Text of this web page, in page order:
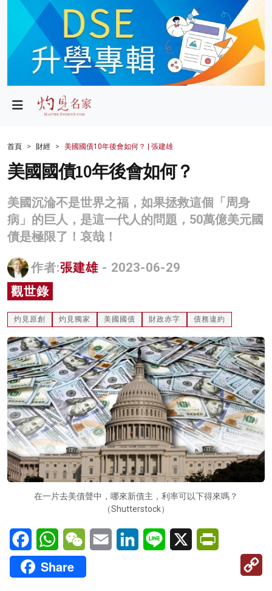
政局
財經
生活
商業
科技
影片
名家榜
灼見活動
關於我們
首頁 財經 美國國債10年後會如何？ | 張建雄
美國國債10年後會如何？
美國沉淪不是世界之福，如果拯救這個「周身
病」的巨人，是這一代人的問題，50萬億美元國
債是極限了！哀哉！
作者:張建雄 - 2023-06-29
觀世錄
灼見原創 灼見獨家 美國國債 財政赤字 債務違約
在一片去美債聲中，哪來新債主，利率可以下得來嗎？
（Shutterstock）
FacebookWhatsAppWeChatEmail LinkedInLine X
Share